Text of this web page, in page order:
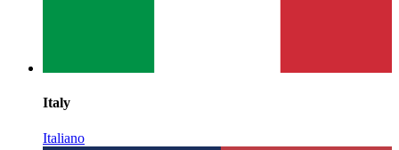
Italy
Italiano